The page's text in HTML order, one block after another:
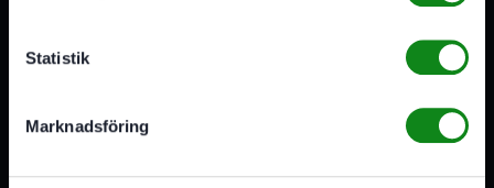
Statistik
Marknadsföring
Vi är återförsäljare av elverktyg, tillbehör, infästning och
serviceverkstad i Stockholm samt en e-handel för hela
Sverige. Av oss får du professionell service av